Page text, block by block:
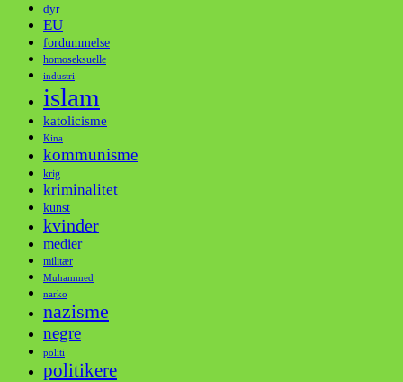
dyr
EU
fordummelse
homoseksuelle
industri
islam
katolicisme
Kina
kommunisme
krig
kriminalitet
kunst
kvinder
medier
militær
Muhammed
narko
nazisme
negre
politi
politikere